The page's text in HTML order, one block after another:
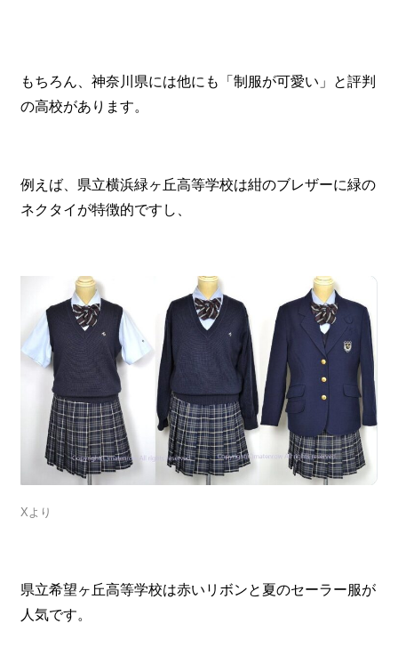
もちろん、神奈川県には他にも「制服が可愛い」と評判
の高校があります。
例えば、県立横浜緑ヶ丘高等学校は紺のブレザーに緑の
ネクタイが特徴的ですし、
Xより
県立希望ヶ丘高等学校は赤いリボンと夏のセーラー服が
人気です。